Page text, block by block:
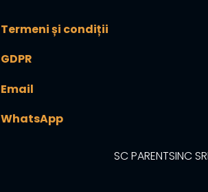
Termeni și condiții
GDPR
Email
WhatsApp
SC